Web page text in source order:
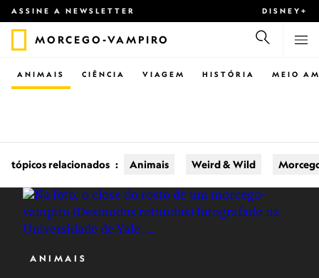
ASSINE A NEWSLETTER DISNEY+
MORCEGO-VAMPIRO
CIÊNCIA VIAGEM
ANIMAIS HISTÓRIA MEIO
tópicos relacionados : Animais Weird & Wild
ANIMAIS